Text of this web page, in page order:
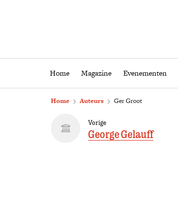
Home Magazine Evenementen
Home Magazine
Home Auteurs Ger Groot
Vorige
George Gelauff